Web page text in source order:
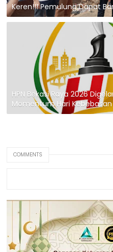
Keren!!! Pemulung Dapat
HPN Bekasi Raya 2026
Momentum Hari
COMMENTS